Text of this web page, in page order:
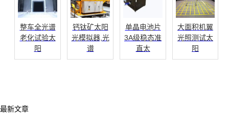
整车全光谱
老化试验太
阳
钙钛矿太阳
光模拟器,光
谱
单晶电池片
3A级稳态准
直太
大面积机翼
光照测试太
阳
最新文章